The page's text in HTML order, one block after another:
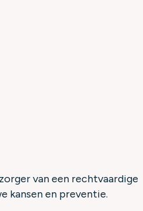
van een rechtvaardige
kansen en preventie.